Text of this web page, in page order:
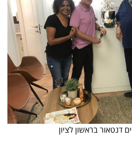
דנטאור בראשון לציון